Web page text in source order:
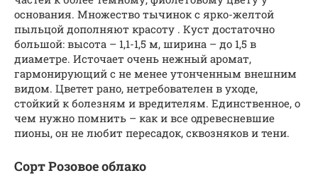
основания. Множество тычинок с ярко-желтой
пыльцой дополняют красоту . Куст достаточно
большой: высота – 1,1-1,5 м, ширина – до 1,5 в
диаметре. Источает очень нежный аромат,
гармонирующий с не менее утонченным внешним
видом. Цветет рано, нетребователен в уходе,
стойкий к болезням и вредителям. Единственное, о
чем нужно помнить – как и все одревесневшие
пионы, он не любит пересадок, сквозняков и тени.
Сорт Розовое облако